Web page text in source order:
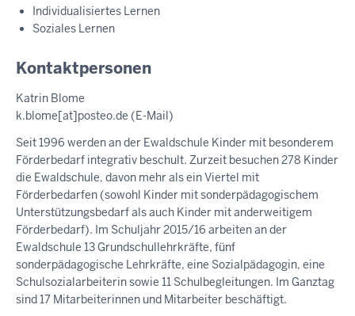
Individualisiertes Lernen
Soziales Lernen
Kontaktpersonen
Katrin Blome
k.blome[at]posteo.de (E-Mail)
Seit 1996 werden an der Ewaldschule Kinder mit besonderem
Förderbedarf integrativ beschult. Zurzeit besuchen 278 Kinder
die Ewaldschule, davon mehr als ein Viertel mit
Förderbedarfen (sowohl Kinder mit sonderpädagogischem
Unterstützungsbedarf als auch Kinder mit anderweitigem
Förderbedarf). Im Schuljahr 2015/16 arbeiten an der
Ewaldschule 13 Grundschullehrkräfte, fünf
sonderpädagogische Lehrkräfte, eine Sozialpädagogin, eine
Schulsozialarbeiterin sowie 11 Schulbegleitungen. Im Ganztag
sind 17 Mitarbeiterinnen und Mitarbeiter beschäftigt.